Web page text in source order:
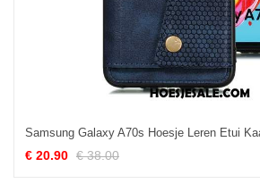
€ 20.90 € 38.00